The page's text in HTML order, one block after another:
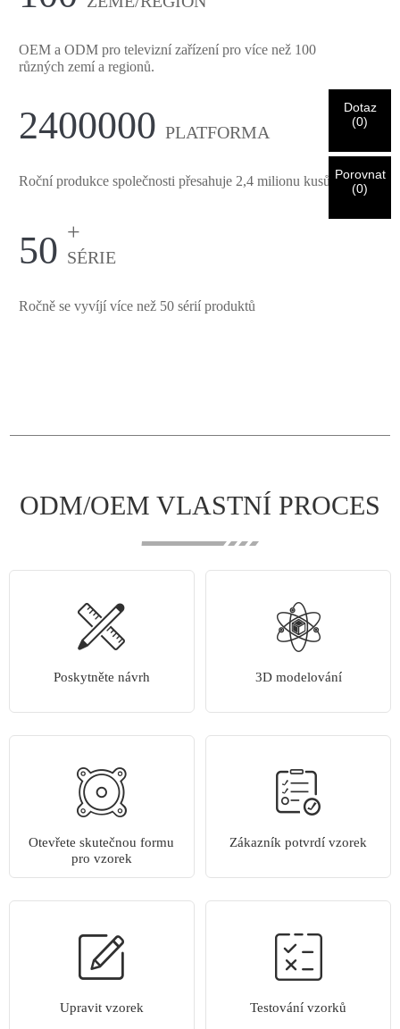
OEM a ODM pro televizní zařízení pro více než 100
různých zemí a regionů.
2400000 PLATFORMA
Roční produkce společnosti přesahuje 2,4 milionu kusů
50 +
SÉRIE
Ročně se vyvíjí více než 50 sérií produktů
ODM/OEM VLASTNÍ PROCES
Poskytněte návrh 3D modelování
Otevřete skutečnou formu
pro vzorek
Zákazník potvrdí vzorek
Upravit vzorek Testování vzorků
CHARM
Jsem
adresu, abyste ověřili, že jste skutečným zákazníkem
CHARM.
Předložit
Před odesláním prosím OVĚŘIT VŠEinformace
Nesprávné informace povedou k selhání
odeslání materiálů.
Obdrželi jsme vaši žádost a budeme
váš odeslán
informace pro ověřování a autorizaci. Jakmile
Po ověření totožnosti obdržíte e-mailové oznámení.
Dotaz
(0)
Porovnat
(0)